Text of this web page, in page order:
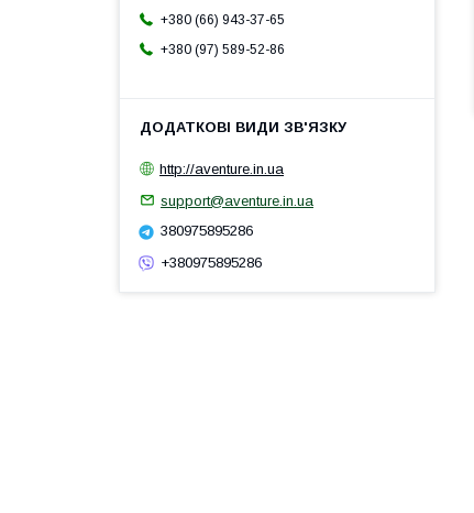
+380 (66) 943-37-65
+380 (97) 589-52-86
http://aventure.in.ua
support@aventure.in.ua
380975895286
+380975895286